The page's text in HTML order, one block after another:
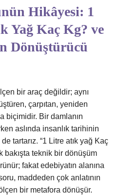
Hikâyesi: 1
Yağ Kaç Kg? ve
Dönüştürücü
bir araç değildir; aynı
çarpıtan, yeniden
biçimidir. Bir damlanın
aslında insanlık tarihinin
tartarız. “1 Litre atık yağ Kaç
bakışta teknik bir dönüşüm
fakat edebiyatın alanına
maddeden çok anlatının
bir metafora dönüşür.